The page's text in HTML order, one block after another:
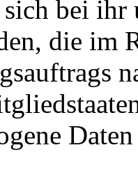
sich bei
die im